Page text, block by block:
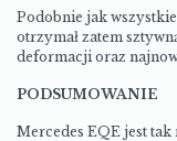
Podobnie jak
otrzymał zatem
deformacji oraz
PODSUMOWANIE
Mercedes EQE jest